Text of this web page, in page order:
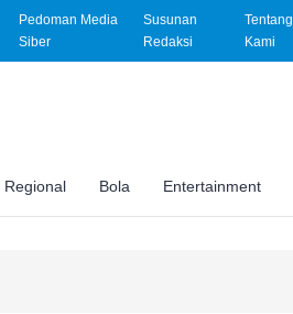
Pedoman Media
Siber
Susunan
Redaksi
Tentang
Kami
Regional Bola Entertainment